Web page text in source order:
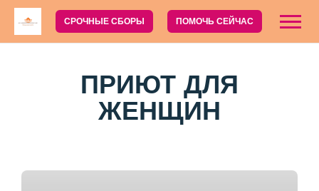
СРОЧНЫЕ СБОРЫ ПОМОЧЬ СЕЙЧАС
ПРИЮТ ДЛЯ
ЖЕНЩИН